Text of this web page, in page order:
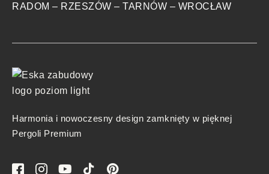
RADOM – RZESZÓW – TARNÓW – WROCŁAW
Harmonia i nowoczesny design zamknięty w pięknej
Pergoli Premium